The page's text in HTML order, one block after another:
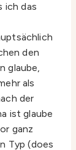
ich das
den
glaube,
als
der
ist glaube
ganz
Typ (does